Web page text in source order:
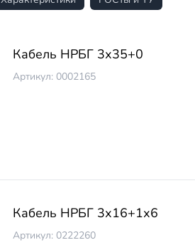
Кабель НРБГ 3х35+0
Артикул: 0002165
Кабель НРБГ 3х16+1х6
Артикул: 0222260